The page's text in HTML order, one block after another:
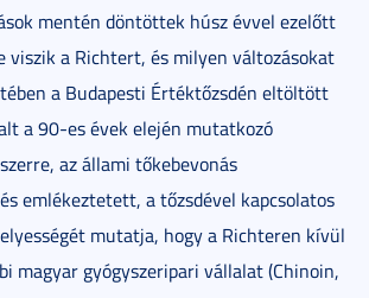
mentén döntöttek húsz évvel ezelőtt
viszik a Richtert, és milyen változásokat
a Budapesti Értéktőzsdén eltöltött
a 90-es évek elején mutatkozó
az állami tőkebevonás
emlékeztetett, a tőzsdével kapcsolatos
mutatja, hogy a Richteren kívül
magyar gyógyszeripari vállalat (Chinoin,